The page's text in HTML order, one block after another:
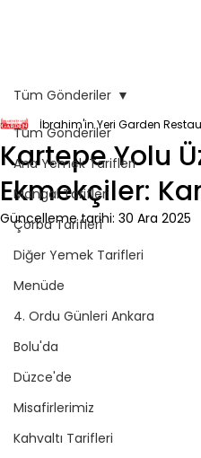
Tüm Gönderiler
Ana Yemek Tarifleri
Mangal Tarifleri
Çorba Tarifleri
Diğer Yemek Tarifleri
Menüde
4. Ordu Günleri Ankara
Bolu'da
Düzce'de
Misafirlerimiz
Kahvaltı Tarifleri
Tüm Gönderiler
Kartepe Yolu
Ekmekçiler:
İbrahim'in Yeri Garden
Güncelleme tarihi: 30 Ara 2025